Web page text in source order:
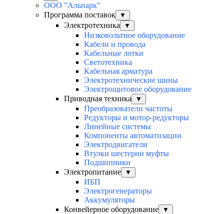
ООО "Альпарк"
Программа поставок
▼
Электротехника ▼
Низковольтное оборудование
Кабели и провода
Кабельные лотки
Светотехника
Кабельная арматура
Электротехнические шины
Электрощитовое оборудование
Приводная техника
▼
Преобразователи частоты
Редукторы и мотор-редукторы
Линейные системы
Компоненты автоматизации
Электродвигатели
Втулки шестерни муфты
Подшипники
Электропитание
▼
ИБП
Электрогенераторы
Аккумуляторы
Конвейерное оборудование
▼